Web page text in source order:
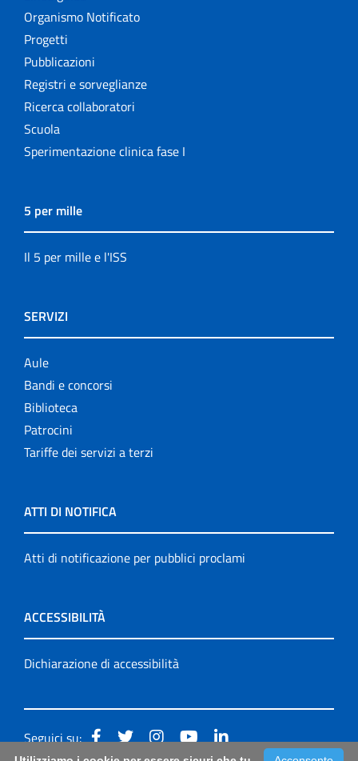
Organismo Notificato
Progetti
Pubblicazioni
Registri e sorveglianze
Ricerca collaboratori
Scuola
Sperimentazione clinica fase I
5 per mille
Il 5 per mille e l'ISS
SERVIZI
Aule
Bandi e concorsi
Biblioteca
Patrocini
Tariffe dei servizi a terzi
ATTI DI NOTIFICA
Atti di notificazione per pubblici proclami
ACCESSIBILITÀ
Dichiarazione di accessibilità
Seguici su: